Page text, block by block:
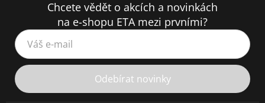
Chcete vědět o akcích a novinkách
na e-shopu ETA mezi prvními?
Váš e-mail
Odebírat novinky